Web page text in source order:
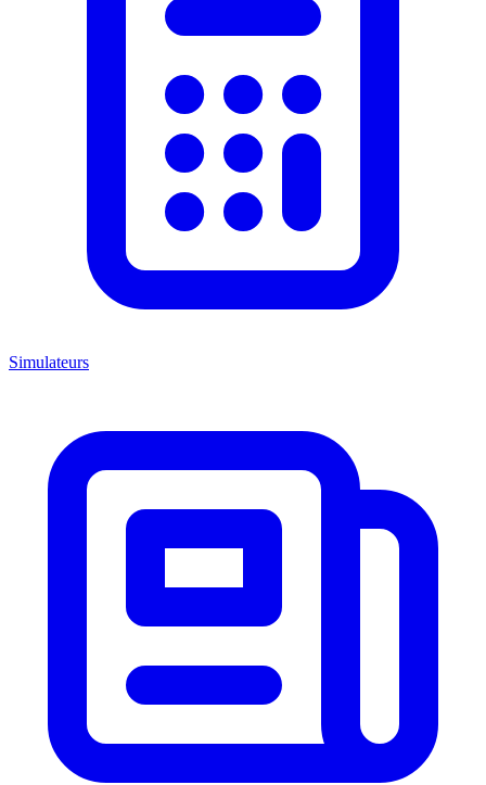
Simulateurs